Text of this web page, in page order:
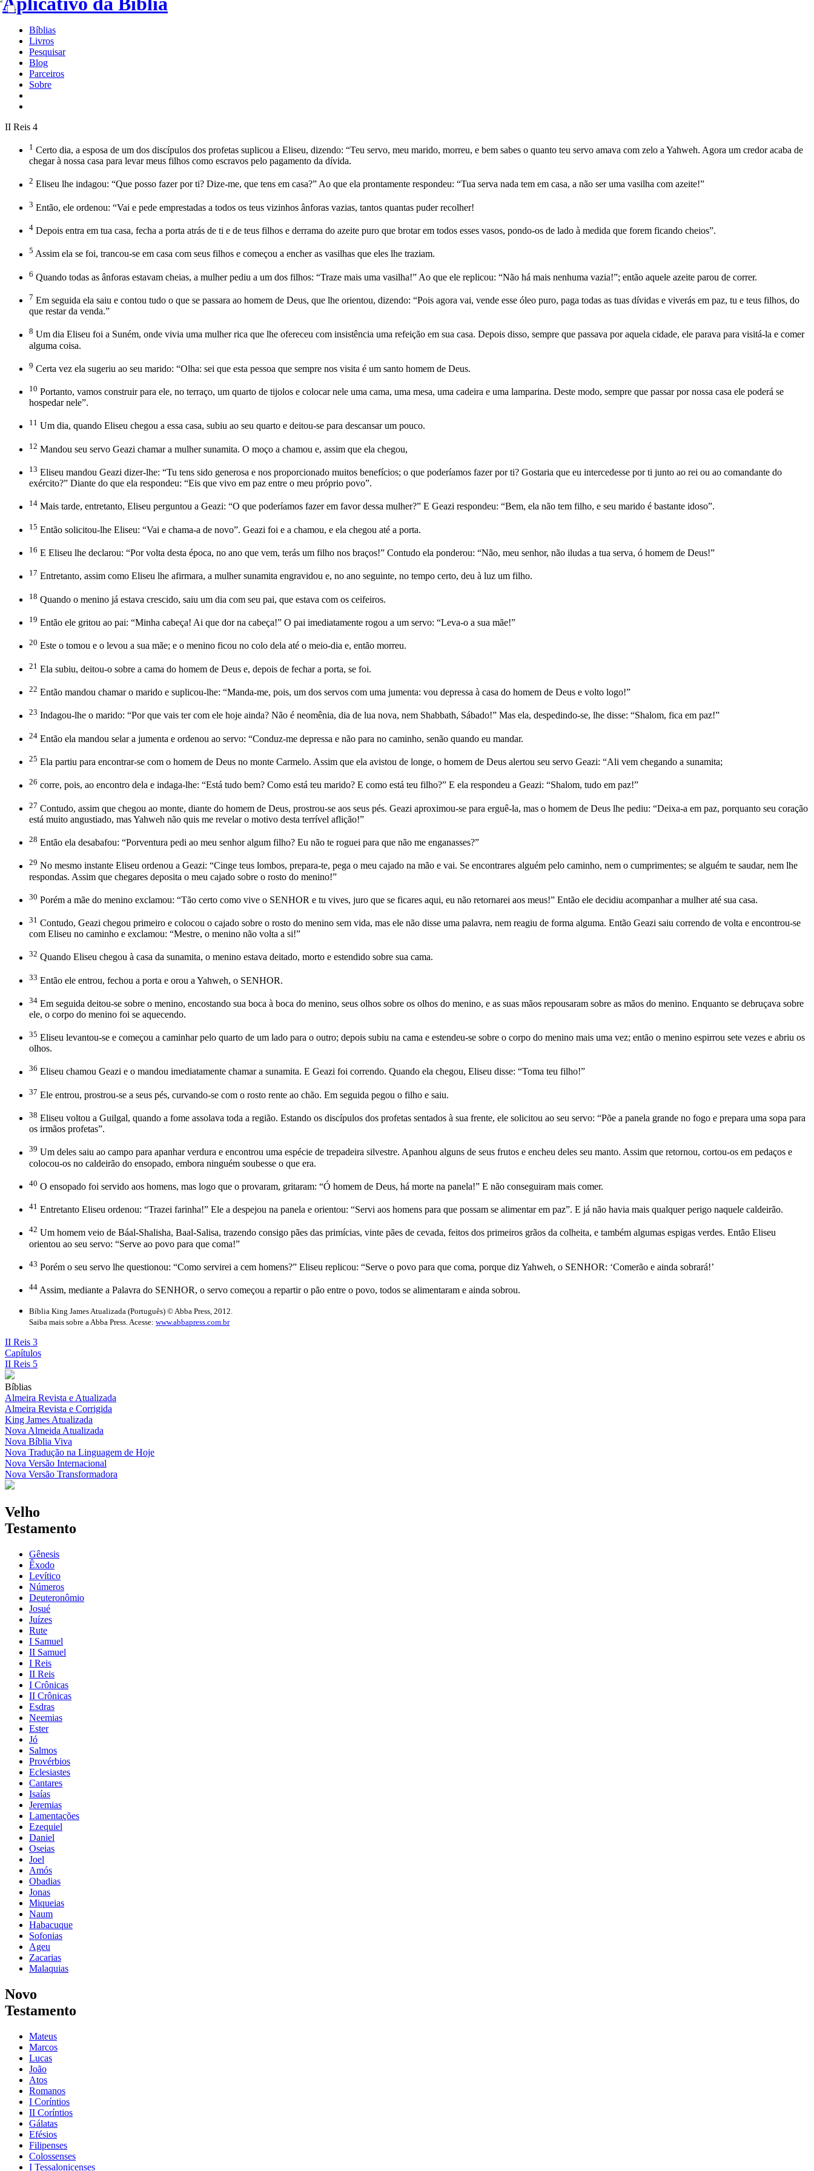
Bíblias
Livros
Pesquisar
Blog
Parceiros
Sobre
II Reis 4
1 Certo dia, a esposa de um dos discípulos dos profetas suplicou a Eliseu, dizendo: “Teu servo, meu marido, morreu, e bem sabes o quanto teu servo amava com zelo a Yahweh. Agora um credor acaba de
chegar à nossa casa para levar meus filhos como escravos pelo pagamento da dívida.
2 Eliseu lhe indagou: “Que posso fazer por ti? Dize-me, que tens em casa?” Ao que ela prontamente respondeu: “Tua serva nada tem em casa, a não ser uma vasilha com azeite!”
3 Então, ele ordenou: “Vai e pede emprestadas a todos os teus vizinhos ânforas vazias, tantos quantas puder recolher!
4 Depois entra em tua casa, fecha a porta atrás de ti e de teus filhos e derrama do azeite puro que brotar em todos esses vasos, pondo-os de lado à medida que forem ficando cheios”.
5 Assim ela se foi, trancou-se em casa com seus filhos e começou a encher as vasilhas que eles lhe traziam.
6 Quando todas as ânforas estavam cheias, a mulher pediu a um dos filhos: “Traze mais uma vasilha!” Ao que ele replicou: “Não há mais nenhuma vazia!”; então aquele azeite parou de correr.
7 Em seguida ela saiu e contou tudo o que se passara ao homem de Deus, que lhe orientou, dizendo: “Pois agora vai, vende esse óleo puro, paga todas as tuas dívidas e viverás em paz, tu e teus filhos, do
que restar da venda.”
8 Um dia Eliseu foi a Suném, onde vivia uma mulher rica que lhe ofereceu com insistência uma refeição em sua casa. Depois disso, sempre que passava por aquela cidade, ele parava para visitá-la e comer
alguma coisa.
9 Certa vez ela sugeriu ao seu marido: “Olha: sei que esta pessoa que sempre nos visita é um santo homem de Deus.
10 Portanto, vamos construir para ele, no terraço, um quarto de tijolos e colocar nele uma cama, uma mesa, uma cadeira e uma lamparina. Deste modo, sempre que passar por nossa casa ele poderá se
hospedar nele”.
11 Um dia, quando Eliseu chegou a essa casa, subiu ao seu quarto e deitou-se para descansar um pouco.
12 Mandou seu servo Geazi chamar a mulher sunamita. O moço a chamou e, assim que ela chegou,
13 Eliseu mandou Geazi dizer-lhe: “Tu tens sido generosa e nos proporcionado muitos benefícios; o que poderíamos fazer por ti? Gostaria que eu intercedesse por ti junto ao rei ou ao comandante do
exército?” Diante do que ela respondeu: “Eis que vivo em paz entre o meu próprio povo”.
14 Mais tarde, entretanto, Eliseu perguntou a Geazi: “O que poderíamos fazer em favor dessa mulher?” E Geazi respondeu: “Bem, ela não tem filho, e seu marido é bastante idoso”.
15 Então solicitou-lhe Eliseu: “Vai e chama-a de novo”. Geazi foi e a chamou, e ela chegou até a porta.
16 E Eliseu lhe declarou: “Por volta desta época, no ano que vem, terás um filho nos braços!” Contudo ela ponderou: “Não, meu senhor, não iludas a tua serva, ó homem de Deus!”
17 Entretanto, assim como Eliseu lhe afirmara, a mulher sunamita engravidou e, no ano seguinte, no tempo certo, deu à luz um filho.
18 Quando o menino já estava crescido, saiu um dia com seu pai, que estava com os ceifeiros.
19 Então ele gritou ao pai: “Minha cabeça! Ai que dor na cabeça!” O pai imediatamente rogou a um servo: “Leva-o a sua mãe!”
20 Este o tomou e o levou a sua mãe; e o menino ficou no colo dela até o meio-dia e, então morreu.
21 Ela subiu, deitou-o sobre a cama do homem de Deus e, depois de fechar a porta, se foi.
22 Então mandou chamar o marido e suplicou-lhe: “Manda-me, pois, um dos servos com uma jumenta: vou depressa à casa do homem de Deus e volto logo!”
23 Indagou-lhe o marido: “Por que vais ter com ele hoje ainda? Não é neomênia, dia de lua nova, nem Shabbath, Sábado!” Mas ela, despedindo-se, lhe disse: “Shalom, fica em paz!”
24 Então ela mandou selar a jumenta e ordenou ao servo: “Conduz-me depressa e não para no caminho, senão quando eu mandar.
25 Ela partiu para encontrar-se com o homem de Deus no monte Carmelo. Assim que ela avistou de longe, o homem de Deus alertou seu servo Geazi: “Ali vem chegando a sunamita;
26 corre, pois, ao encontro dela e indaga-lhe: “Está tudo bem? Como está teu marido? E como está teu filho?” E ela respondeu a Geazi: “Shalom, tudo em paz!”
27 Contudo, assim que chegou ao monte, diante do homem de Deus, prostrou-se aos seus pés. Geazi aproximou-se para erguê-la, mas o homem de Deus lhe pediu: “Deixa-a em paz, porquanto seu coração
está muito angustiado, mas Yahweh não quis me revelar o motivo desta terrível aflição!”
28 Então ela desabafou: “Porventura pedi ao meu senhor algum filho? Eu não te roguei para que não me enganasses?”
29 No mesmo instante Eliseu ordenou a Geazi: “Cinge teus lombos, prepara-te, pega o meu cajado na mão e vai. Se encontrares alguém pelo caminho, nem o cumprimentes; se alguém te saudar, nem lhe
respondas. Assim que chegares deposita o meu cajado sobre o rosto do menino!”
30 Porém a mãe do menino exclamou: “Tão certo como vive o SENHOR e tu vives, juro que se ficares aqui, eu não retornarei aos meus!” Então ele decidiu acompanhar a mulher até sua casa.
31 Contudo, Geazi chegou primeiro e colocou o cajado sobre o rosto do menino sem vida, mas ele não disse uma palavra, nem reagiu de forma alguma. Então Geazi saiu correndo de volta e encontrou-se
com Eliseu no caminho e exclamou: “Mestre, o menino não volta a si!”
32 Quando Eliseu chegou à casa da sunamita, o menino estava deitado, morto e estendido sobre sua cama.
33 Então ele entrou, fechou a porta e orou a Yahweh, o SENHOR.
34 Em seguida deitou-se sobre o menino, encostando sua boca à boca do menino, seus olhos sobre os olhos do menino, e as suas mãos repousaram sobre as mãos do menino. Enquanto se debruçava sobre
ele, o corpo do menino foi se aquecendo.
35 Eliseu levantou-se e começou a caminhar pelo quarto de um lado para o outro; depois subiu na cama e estendeu-se sobre o corpo do menino mais uma vez; então o menino espirrou sete vezes e abriu os
olhos.
36 Eliseu chamou Geazi e o mandou imediatamente chamar a sunamita. E Geazi foi correndo. Quando ela chegou, Eliseu disse: “Toma teu filho!”
37 Ele entrou, prostrou-se a seus pés, curvando-se com o rosto rente ao chão. Em seguida pegou o filho e saiu.
38 Eliseu voltou a Guilgal, quando a fome assolava toda a região. Estando os discípulos dos profetas sentados à sua frente, ele solicitou ao seu servo: “Põe a panela grande no fogo e prepara uma sopa para
os irmãos profetas”.
39 Um deles saiu ao campo para apanhar verdura e encontrou uma espécie de trepadeira silvestre. Apanhou alguns de seus frutos e encheu deles seu manto. Assim que retornou, cortou-os em pedaços e
colocou-os no caldeirão do ensopado, embora ninguém soubesse o que era.
40 O ensopado foi servido aos homens, mas logo que o provaram, gritaram: “Ó homem de Deus, há morte na panela!” E não conseguiram mais comer.
41 Entretanto Eliseu ordenou: “Trazei farinha!” Ele a despejou na panela e orientou: “Servi aos homens para que possam se alimentar em paz”. E já não havia mais qualquer perigo naquele caldeirão.
42 Um homem veio de Báal-Shalisha, Baal-Salisa, trazendo consigo pães das primícias, vinte pães de cevada, feitos dos primeiros grãos da colheita, e também algumas espigas verdes. Então Eliseu
orientou ao seu servo: “Serve ao povo para que coma!”
43 Porém o seu servo lhe questionou: “Como servirei a cem homens?” Eliseu replicou: “Serve o povo para que coma, porque diz Yahweh, o SENHOR: ‘Comerão e ainda sobrará!’
44 Assim, mediante a Palavra do SENHOR, o servo começou a repartir o pão entre o povo, todos se alimentaram e ainda sobrou.
Bíblia King James Atualizada (Português) © Abba Press, 2012.
Saiba mais sobre a Abba Press. Acesse: www.abbapress.com.br
II Reis 3
Capítulos
II Reis 5
Bíblias
Almeira Revista e Atualizada
Almeira Revista e Corrigida
King James Atualizada
Nova Almeida Atualizada
Nova Bíblia Viva
Nova Tradução na Linguagem de Hoje
Nova Versão Internacional
Nova Versão Transformadora
Velho
Testamento
Gênesis
Êxodo
Levítico
Números
Deuteronômio
Josué
Juízes
Rute
I Samuel
II Samuel
I Reis
II Reis
I Crônicas
II Crônicas
Esdras
Neemias
Ester
Jó
Salmos
Provérbios
Eclesiastes
Cantares
Isaías
Jeremias
Lamentações
Ezequiel
Daniel
Oseias
Joel
Amós
Obadias
Jonas
Miqueias
Naum
Habacuque
Sofonias
Ageu
Zacarias
Malaquias
Novo
Testamento
Mateus
Marcos
Lucas
João
Atos
Romanos
I Coríntios
II Coríntios
Gálatas
Efésios
Filipenses
Colossenses
I Tessalonicenses